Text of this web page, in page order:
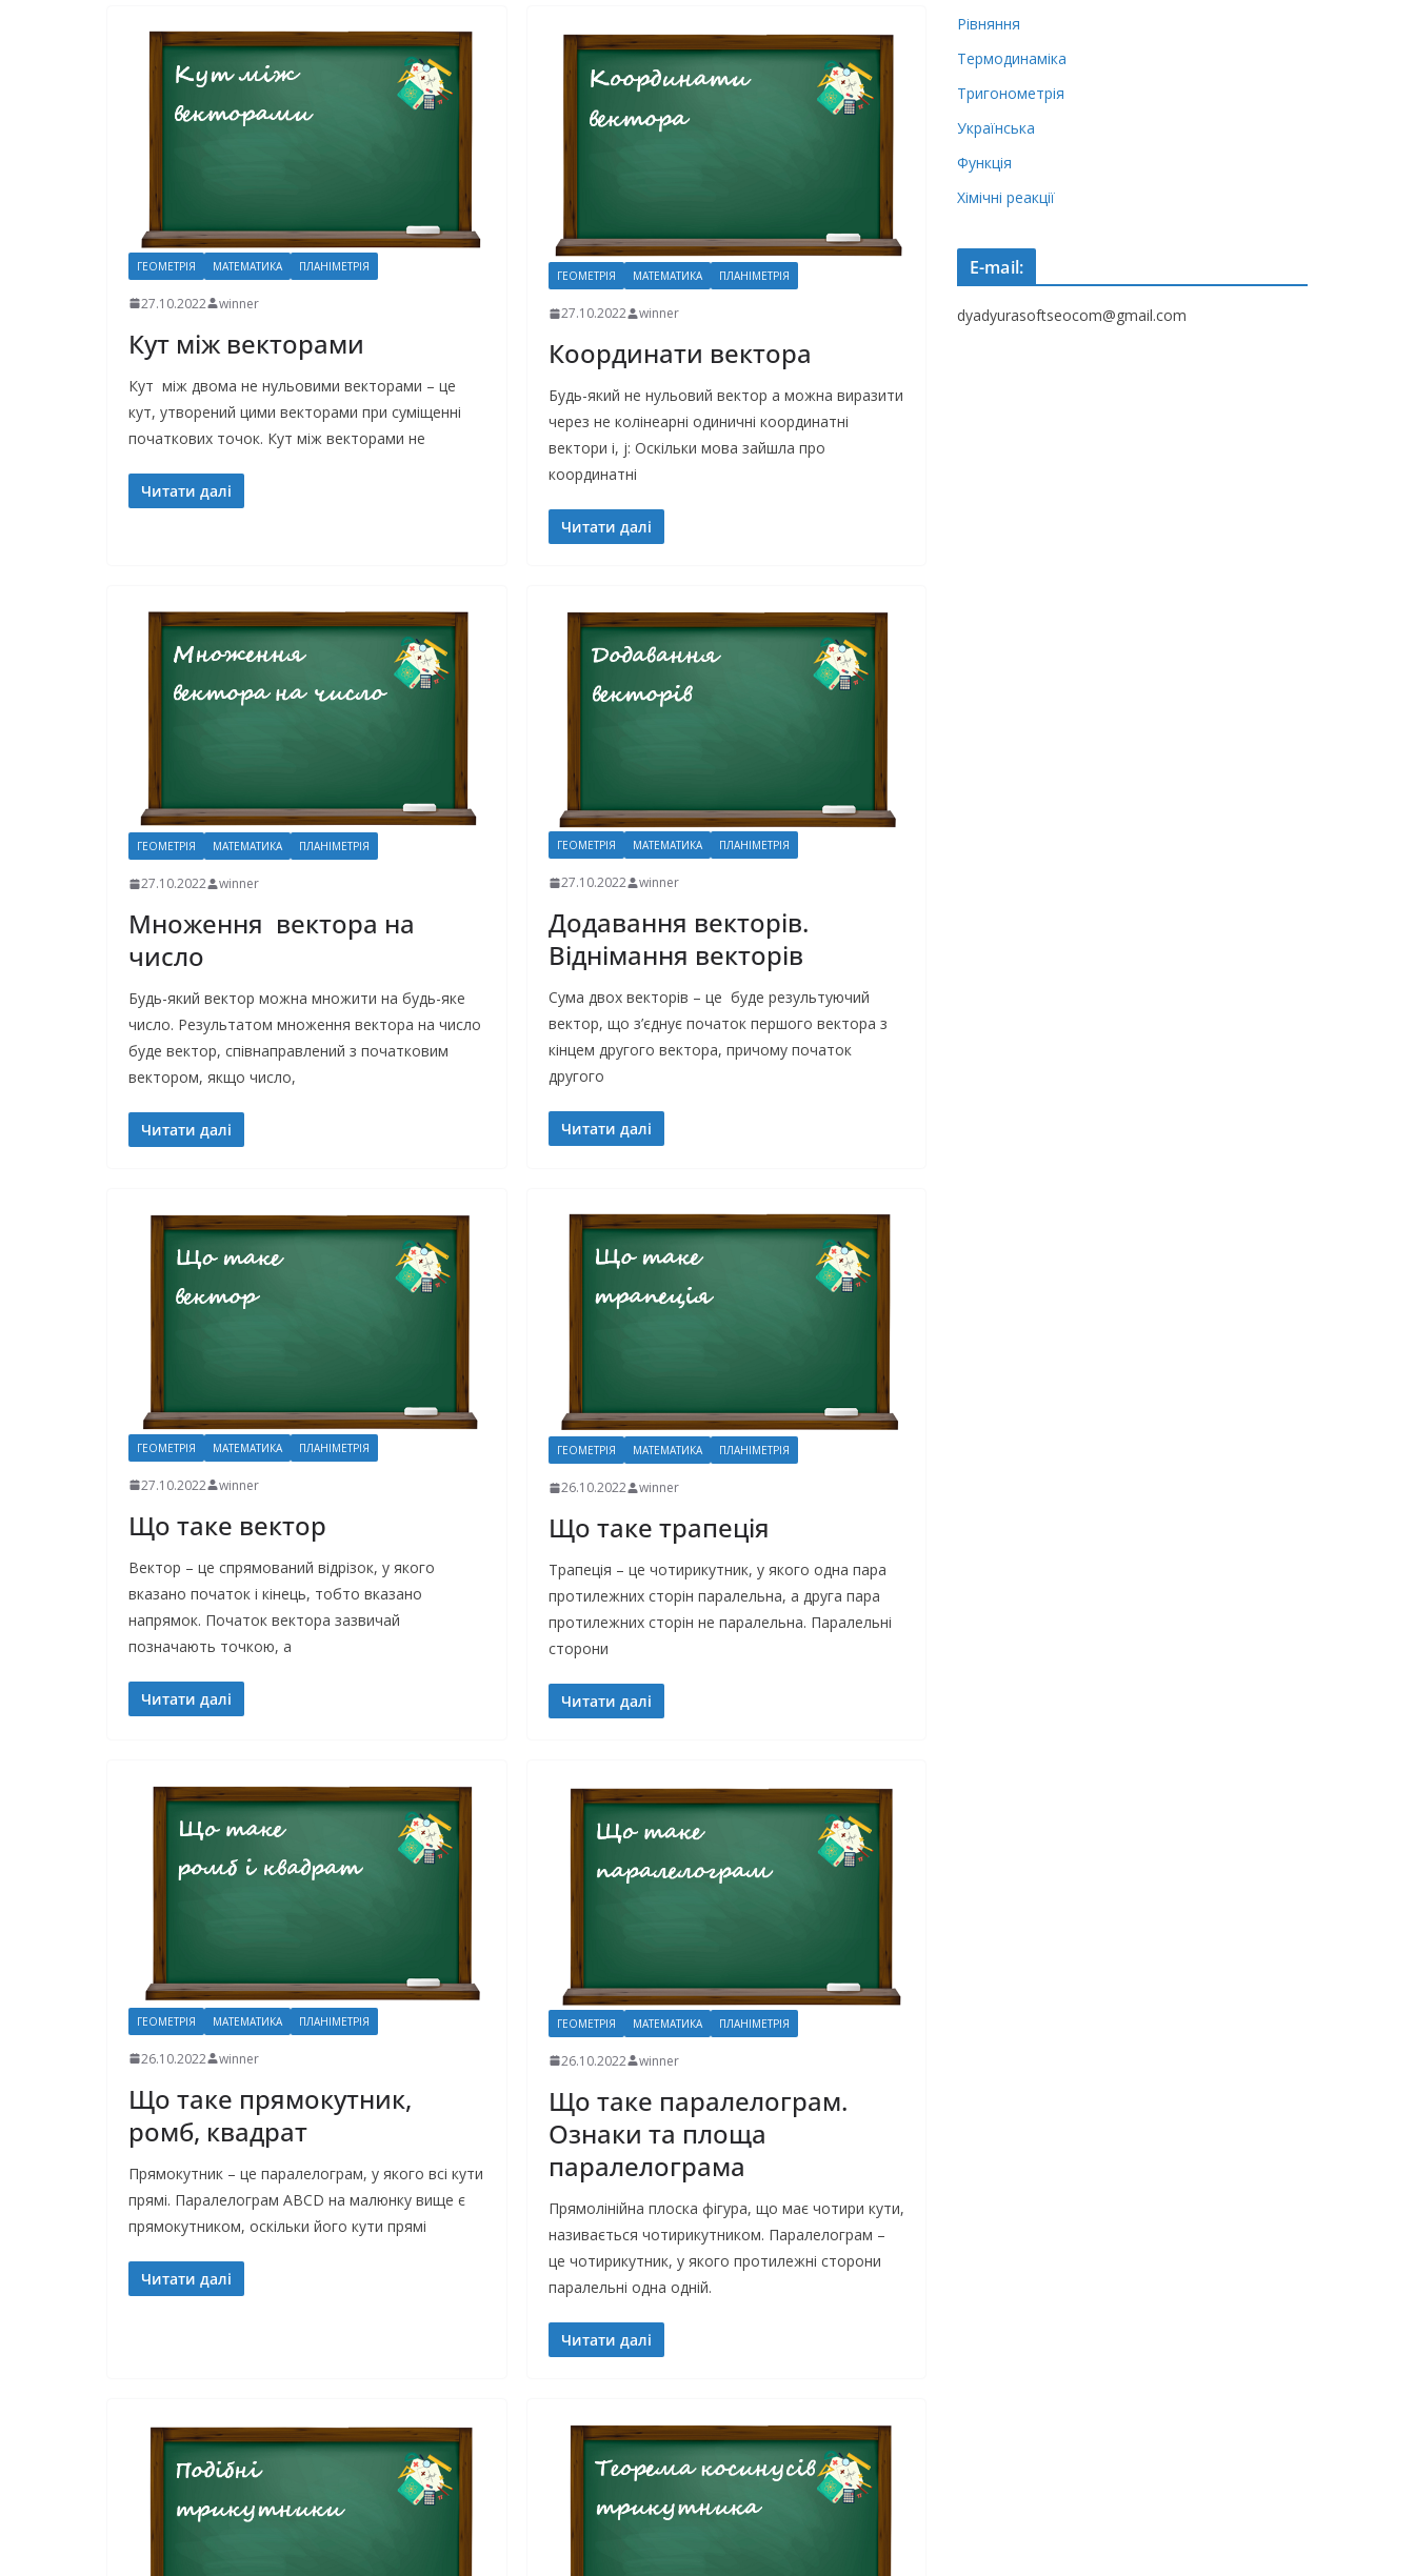
ГЕОМЕТРІЯ МАТЕМАТИКА ПЛАНІМЕТРІЯ
27.10.2022 winner
Кут між векторами
Кут між двома не нульовими векторами – це
кут, утворений цими векторами при суміщенні
початкових точок. Кут між векторами не
Читати далі
ГЕОМЕТРІЯ МАТЕМАТИКА ПЛАНІМЕТРІЯ
27.10.2022 winner
Координати вектора
Будь-який не нульовий вектор a можна виразити
через не колінеарні одиничні координатні
вектори i, j: Оскільки мова зайшла про
координатні
Читати далі
ГЕОМЕТРІЯ МАТЕМАТИКА ПЛАНІМЕТРІЯ
27.10.2022 winner
Множення вектора на
число
Будь-який вектор можна множити на будь-яке
число. Результатом множення вектора на число
буде вектор, співнаправлений з початковим
вектором, якщо число,
Читати далі
ГЕОМЕТРІЯ МАТЕМАТИКА ПЛАНІМЕТРІЯ
27.10.2022 winner
Додавання векторів.
Віднімання векторів
Сума двох векторів – це буде результуючий
вектор, що з’єднує початок першого вектора з
кінцем другого вектора, причому початок
другого
Читати далі
ГЕОМЕТРІЯ МАТЕМАТИКА ПЛАНІМЕТРІЯ
27.10.2022 winner
Що таке вектор
Вектор – це спрямований відрізок, у якого
вказано початок і кінець, тобто вказано
напрямок. Початок вектора зазвичай
позначають точкою, а
Читати далі
ГЕОМЕТРІЯ МАТЕМАТИКА ПЛАНІМЕТРІЯ
26.10.2022 winner
Що таке трапеція
Трапеція – це чотирикутник, у якого одна пара
протилежних сторін паралельна, а друга пара
протилежних сторін не паралельна. Паралельні
сторони
Читати далі
ГЕОМЕТРІЯ МАТЕМАТИКА ПЛАНІМЕТРІЯ
26.10.2022 winner
Що таке прямокутник,
ромб, квадрат
Прямокутник – це паралелограм, у якого всі кути
прямі. Паралелограм ABCD на малюнку вище є
прямокутником, оскільки його кути прямі
Читати далі
ГЕОМЕТРІЯ МАТЕМАТИКА ПЛАНІМЕТРІЯ
26.10.2022 winner
Що таке паралелограм.
Ознаки та площа
паралелограма
Прямолінійна плоска фігура, що має чотири кути,
називається чотирикутником. Паралелограм –
це чотирикутник, у якого протилежні сторони
паралельні одна одній.
Читати далі
Рівняння
Термодинаміка
Тригонометрія
Українська
Функція
Хімічні реакції
E-mail:
dyadyurasoftseocom@gmail.com